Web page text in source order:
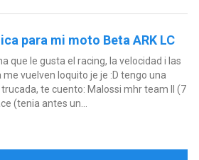
para mi moto Beta ARK LC
que le gusta el racing, la velocidad i las
vuelven loquito je je :D tengo una
te cuento: Malossi mhr team II (7
(tenia antes un...